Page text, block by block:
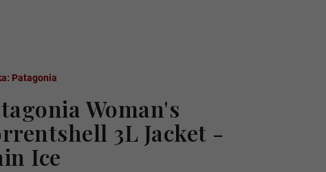
Woman's
3L Jacket -
Ice
Patagonia